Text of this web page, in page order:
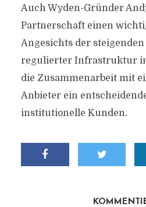
Auch Wyden-Gründer
Partnerschaft einen
Angesichts der
regulierter Infrastruktur
die Zusammenarbeit mit
Anbieter ein
institutionelle Kunden.